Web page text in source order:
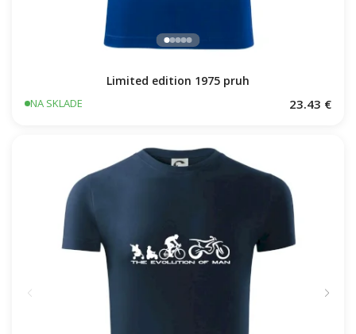
Limited edition 1975 pruh
NA SKLADE 23.43 €